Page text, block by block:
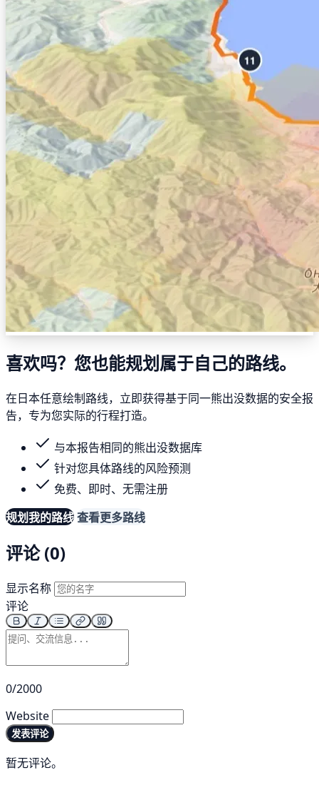
喜欢吗？您也能规划属于自己的路线。
在日本任意绘制路线，立即获得基于同一熊出没数据的安全报
告，专为您实际的行程打造。
与本报告相同的熊出没数据库
针对您具体路线的风险预测
免费、即时、无需注册
规划我的路线查看更多路线
评论 (0)
显示名称
评论
0/2000
Website
发表评论
暂无评论。